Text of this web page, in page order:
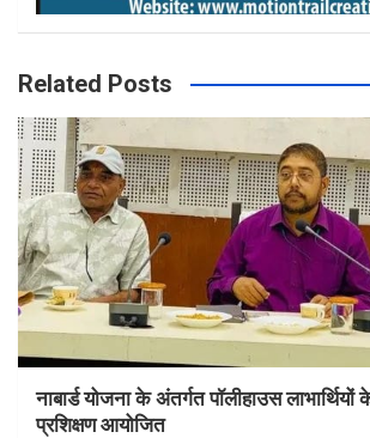
Related Posts
नाबार्ड योजना के अंतर्गत पॉलीहाउस
प्रशिक्षण आयोजित